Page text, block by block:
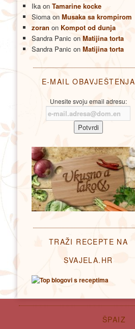
Ikaon Tamarine kocke
Siomaon Musaka sa krompirom
zoran on Kompot od dunja
Sandra Panic on Matijina torta
Sandra Panic on Matijina torta
E-MAIL OBAVJEŠTENJA
Unesite svoju email adresu:
TRAŽI RECEPTE NA
SVAJELA.HR
ŠPAIZ